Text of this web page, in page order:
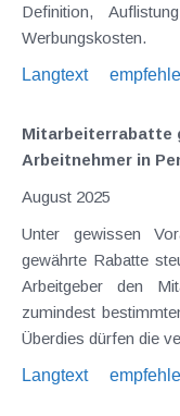
Definition,
Werbungskosten.
Langtext
Mitarbeiterrabatte
Arbeitnehmer in
August 2025
Unter gewissen
gewährte Rabatte
Arbeitgeber den
zumindest
Überdies dürfen die
Langtext